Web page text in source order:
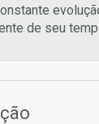
de seu